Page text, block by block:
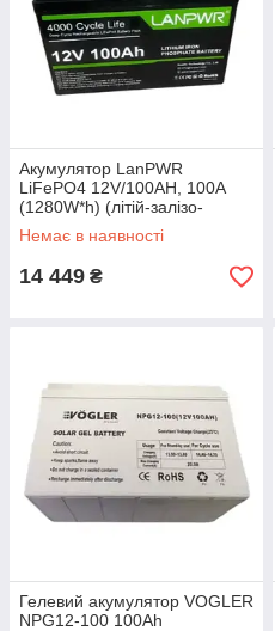
Акумулятор LanPWR
LiFePO4 12V/100AH, 100A
(1280W*h) (літій-залізо-
фосфатний акумулятор для
ДБЖ (UPS))
Немає в наявності
14 449 ₴
Гелевий акумулятор VOGLER
NPG12-100 100Ah